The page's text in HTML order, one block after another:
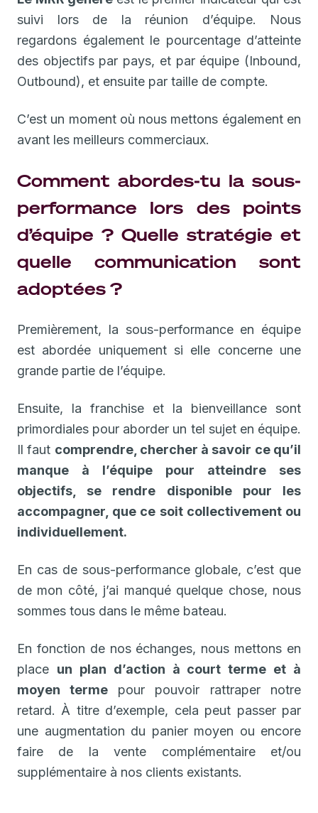
suivi lors de la réunion d’équipe. Nous
regardons également le pourcentage d’atteinte
des objectifs par pays, et par équipe (Inbound,
Outbound), et ensuite par taille de compte.
C’est un moment où nous mettons également en
avant les meilleurs commerciaux.
Comment abordes-tu la sous-
performance lors des points
d’équipe ? Quelle stratégie et
quelle communication sont
adoptées ?
Premièrement, la sous-performance en équipe
est abordée uniquement si elle concerne une
grande partie de l’équipe.
Ensuite, la franchise et la bienveillance sont
primordiales pour aborder un tel sujet en équipe.
Il faut comprendre, chercher à savoir ce qu’il
manque à l’équipe pour atteindre ses
objectifs, se rendre disponible pour les
accompagner, que ce soit collectivement ou
individuellement.
En cas de sous-performance globale, c’est que
de mon côté, j’ai manqué quelque chose, nous
sommes tous dans le même bateau.
En fonction de nos échanges, nous mettons en
place un plan d’action à court terme et à
moyen terme pour pouvoir rattraper notre
retard. À titre d’exemple, cela peut passer par
une augmentation du panier moyen ou encore
faire de la vente complémentaire et/ou
supplémentaire à nos clients existants.